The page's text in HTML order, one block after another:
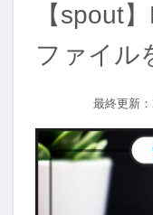
【spout
ファイル
最終更新